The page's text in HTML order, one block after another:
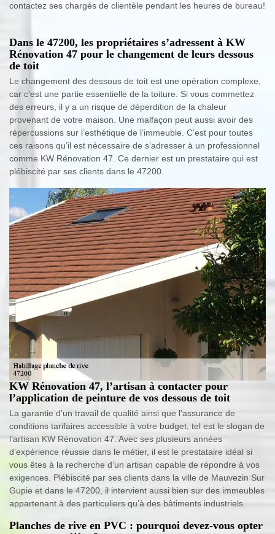
contactez ses chargés de clientèle pendant les heures de bureau!
Dans le 47200, les propriétaires s’adressent à KW
Rénovation 47 pour le changement de leurs dessous
de toit
Le changement des dessous de toit est une opération complexe,
car c’est une partie essentielle de la toiture. Si vous commettez
des erreurs, il y a un risque de déperdition de la chaleur
provenant de votre maison. Une malfaçon peut aussi avoir des
répercussions sur l’esthétique de l’immeuble. C’est pour toutes
ces raisons qu’il est nécessaire de s’adresser à un professionnel
comme KW Rénovation 47. Ce dernier est un prestataire qui est
plébiscité par ses clients dans le 47200.
KW Rénovation 47, l’artisan à contacter pour
l’application de peinture de vos dessous de toit
La garantie d’un travail de qualité ainsi que l’assurance de
conditions tarifaires accessible à votre budget, tel est le slogan de
l’artisan KW Rénovation 47. Avec ses plusieurs années
d’expérience réussie dans le métier, il est le prestataire idéal si
vous êtes à la recherche d’un artisan capable de répondre à vos
exigences. Plébiscité par ses clients dans la ville de Mauvezin Sur
Gupie et dans le 47200, il intervient aussi bien sur des immeubles
appartenant à des particuliers qu’à des bâtiments industriels.
Planches de rive en PVC : pourquoi devez-vous opter